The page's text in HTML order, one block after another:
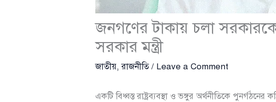
জনগণের টাকায় চলা
সরকার মন্ত্রী
জাতীয়,রাজনীতি/ Leave a Comment
একটি বিধ্বস্ত রাষ্ট্রব্যবস্থা ও ভঙ্গুর অর্থনীতিকে